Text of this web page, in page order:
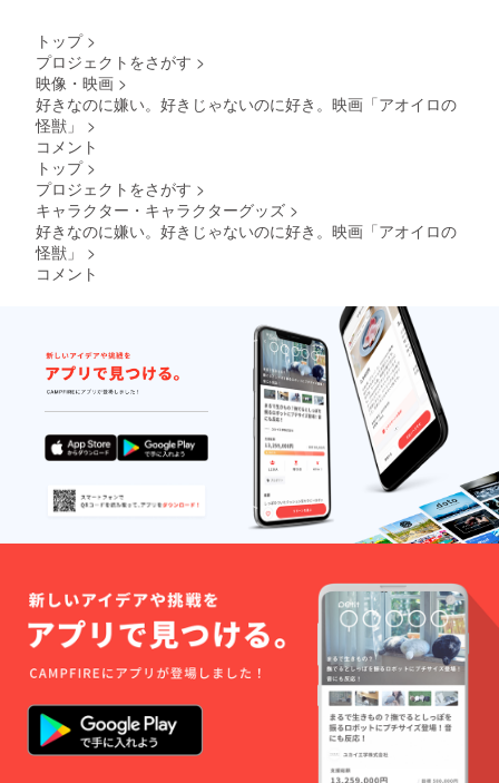
トップ >
プロジェクトをさがす >
映像・映画 >
好きなのに嫌い。好きじゃないのに好き。映画「アオイロの
怪獣」
>
コメント
トップ >
プロジェクトをさがす >
キャラクター・キャラクターグッズ >
好きなのに嫌い。好きじゃないのに好き。映画「アオイロの
怪獣」
>
コメント